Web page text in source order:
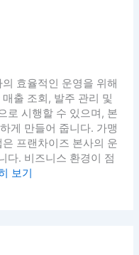
효율적인 운영을 위해
출 조회, 발주 관리 및
로 시행할 수 있으며, 본
게 만들어 줍니다. 가맹
프랜차이즈 본사의 운
다. 비즈니스 환경이 점
보기